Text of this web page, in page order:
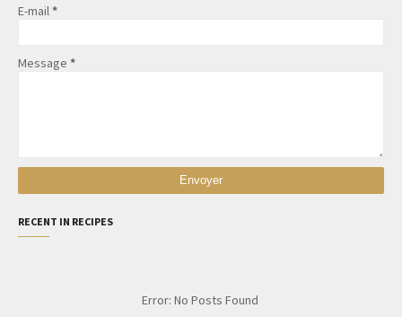
E-mail*
Message *
RECENT IN RECIPES
Error: No Posts Found